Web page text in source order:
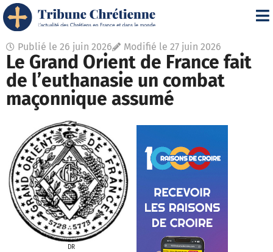
Publié le 26 juin 2026 Modifié le 27 juin 2026
Le Grand Orient de France fait
de l’euthanasie un combat
maçonnique assumé
DR